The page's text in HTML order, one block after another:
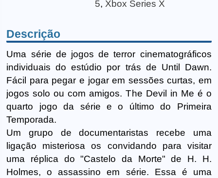
5, Xbox Series X
Descrição
Uma série de jogos de terror cinematográficos
individuais do estúdio por trás de Until Dawn.
Fácil para pegar e jogar em sessões curtas, em
jogos solo ou com amigos. The Devil in Me é o
quarto jogo da série e o último do Primeira
Temporada.
Um grupo de documentaristas recebe uma
ligação misteriosa os convidando para visitar
uma réplica do "Castelo da Morte" de H. H.
Holmes, o assassino em série. Essa é uma